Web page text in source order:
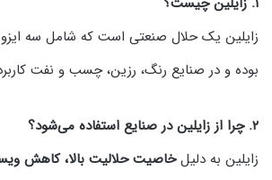
زایلین یک حلال صنعتی است که شامل سه ایزومر
بوده و در صنایع رنگ، رزین، چسب و نفت
۲. چرا از زایلین در صنایع استفاده می‌شود؟
زایلین به دلیلخاصیت حلالیت بالا، کاهش